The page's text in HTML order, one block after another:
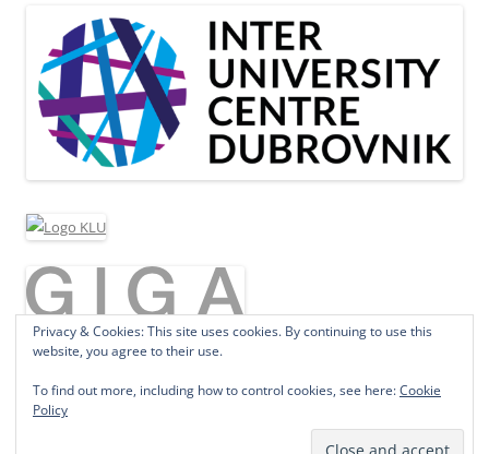
Privacy & Cookies: This site uses cookies. By continuing to use this
website, you agree to their use.
To find out more, including how to control cookies, see here:Cookie
Policy